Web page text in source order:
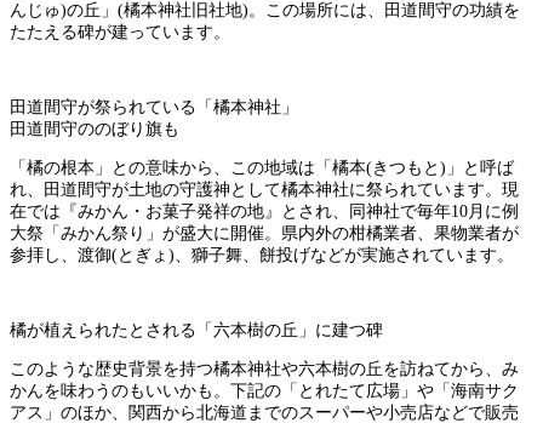
んじゅ)の丘」(橘本神社旧社地)。この場所には、田道間守の功績を
たたえる碑が建っています。
田道間守が祭られている「橘本神社」
田道間守ののぼり旗も
「橘の根本」との意味から、この地域は「橘本(きつもと)」と呼ば
れ、田道間守が土地の守護神として橘本神社に祭られています。現
在では『みかん・お菓子発祥の地』とされ、同神社で毎年10月に例
大祭「みかん祭り」が盛大に開催。県内外の柑橘業者、果物業者が
参拝し、渡御(とぎょ)、獅子舞、餅投げなどが実施されています。
橘が植えられたとされる「六本樹の丘」に建つ碑
このような歴史背景を持つ橘本神社や六本樹の丘を訪ねてから、み
かんを味わうのもいいかも。下記の「とれたて広場」や「海南サク
アス」のほか、関西から北海道までのスーパーや小売店などで販売